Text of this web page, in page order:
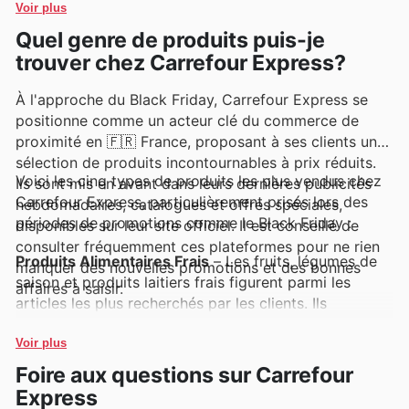
produits d'épicerie aux articles de consommation
courante.
Voir plus
Quel genre de produits puis-je
trouver chez Carrefour Express?
À l'approche du Black Friday, Carrefour Express se
positionne comme un acteur clé du commerce de
proximité en 🇫🇷 France, proposant à ses clients une
sélection de produits incontournables à prix réduits.
Ils sont mis en avant dans leurs dernières publicités
hebdomadaires, catalogues et offres spéciales,
disponibles sur leur site officiel. Il est conseillé de
consulter fréquemment ces plateformes pour ne rien
manquer des nouvelles promotions et des bonnes
affaires à saisir.
Voici les cinq types de produits les plus vendus chez
Carrefour Express, particulièrement prisés lors des
périodes de promotions comme le Black Friday :
Produits Alimentaires Frais– Les fruits, légumes de
saison et produits laitiers frais figurent parmi les
articles les plus recherchés par les clients. Ils
les offres Carrefour Express Black Friday, rendant
l'approvisionnement quotidien plus économique. Ces
produits essentiels font la joie des consommateurs en
Voir plus
Foire aux questions sur Carrefour
Express